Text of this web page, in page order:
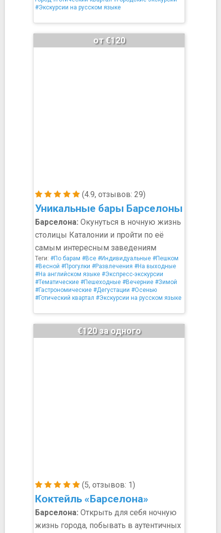
#Экскурсии на русском языке
(4.9, отзывов: 29)
Уникальные бары Барселоны
от €120
Барселона: Окунуться в ночную жизнь
столицы Каталонии и пройти по её
самым интересным заведениям
Теги: #По барам #Все #Индивидуальные #Пешком
#Весной #Прогулки #Развлечения #На выходные
#На английском языке #Экспресс-экскурсии
#Тематические #Пешеходные #Вечерние #Зимой
#Гастрономические #Дегустации #Осенью
#Готический квартал #Экскурсии на русском языке
(5, отзывов: 1)
Коктейль «Барселона»
€120 за одного
Барселона: Открыть для себя ночную
жизнь города, побывать в аутентичных